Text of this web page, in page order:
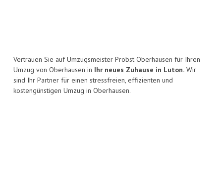
Vertrauen Sie auf Umzugsmeister Probst Oberhausen für Ihren
Umzug von Oberhausen in Ihr neues Zuhause in Luton. Wir
sind Ihr Partner für einen stressfreien, effizienten und
kostengünstigen Umzug in Oberhausen.